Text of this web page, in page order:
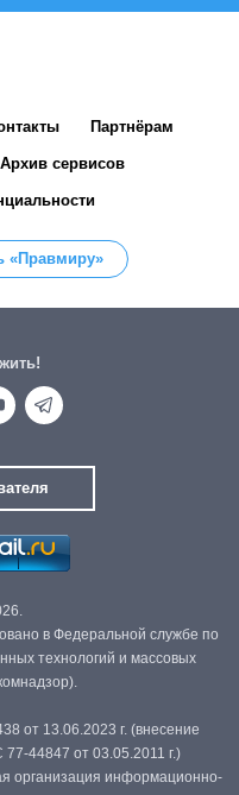
Партнёрам
Архив сервисов
«Правмиру»
в Федеральной службе по
технологий и массовых
от 13.06.2023 г. (внесение
44847 от 03.05.2011 г.)
организация информационно-